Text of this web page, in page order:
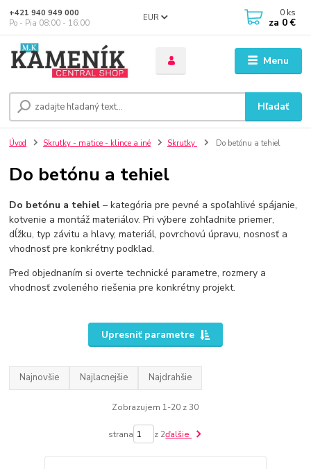
Menu
EUR
Hľadať
+421 940 949 000
Po - Pia 08:00 - 16:00
0 ks
za 0 €
Úvod Skrutky - matice - klince a iné Skrutky Do betónu a tehiel
Do betónu a tehiel
Do betónu a tehiel – kategória pre pevné a spoľahlivé spájanie,
kotvenie a montáž materiálov. Pri výbere zohľadnite priemer,
dĺžku, typ závitu a hlavy, materiál, povrchovú úpravu, nosnosť a
vhodnosť pre konkrétny podklad.
Pred objednaním si overte technické parametre, rozmery a
vhodnosť zvoleného riešenia pre konkrétny projekt.
Upresniť parametre
Najnovšie Najlacnejšie Najdrahšie
Zobrazujem 1-20 z 30
strana z 2ďalšie